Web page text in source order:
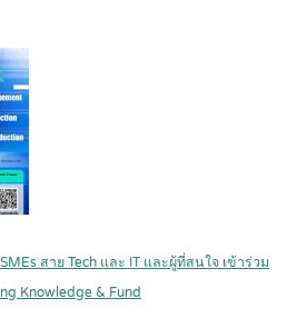
สาย Tech และ IT และผู้ที่สนใจ เข้าร่วม
Knowledge & Fund